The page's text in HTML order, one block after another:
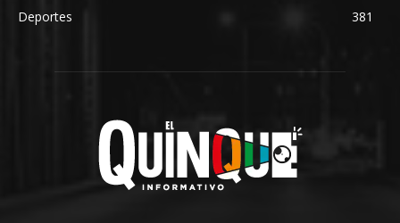
Deportes
381